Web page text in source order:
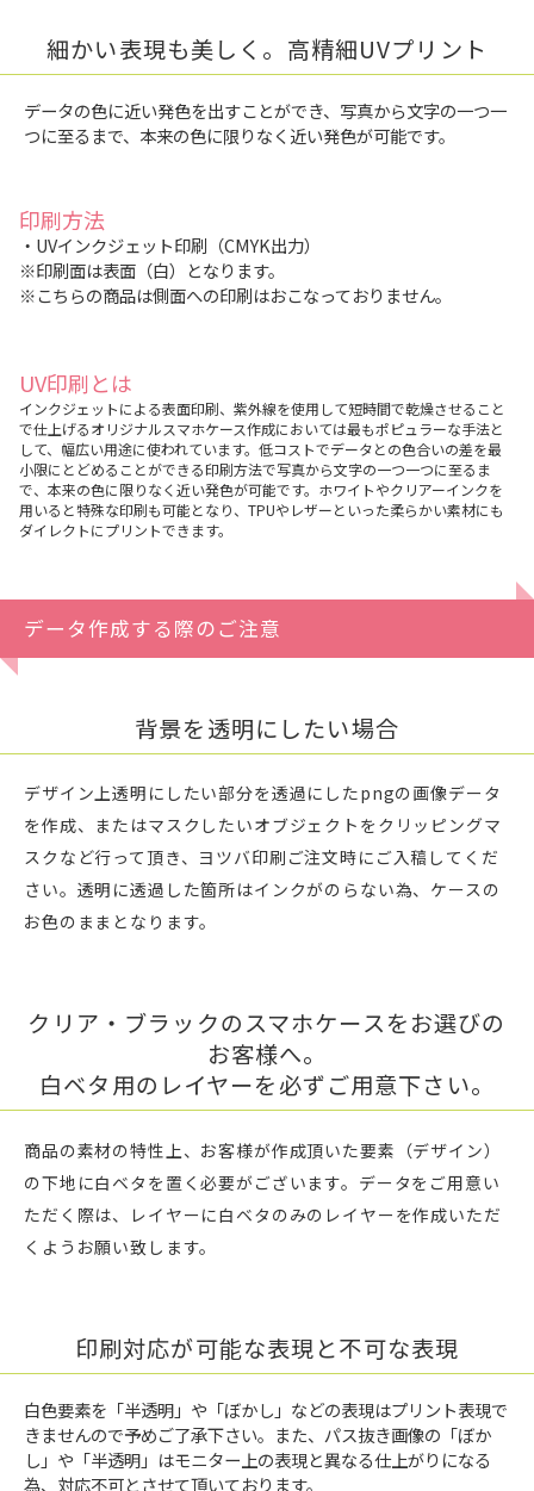
細かい表現も美しく。高精細UVプリント
データの色に近い発色を出すことができ、写真から文字の一つ一
つに至るまで、本来の色に限りなく近い発色が可能です。
印刷方法
・UVインクジェット印刷（CMYK出力）
※印刷面は表面（白）となります。
※こちらの商品は側面への印刷はおこなっておりません。
UV印刷とは
インクジェットによる表面印刷、紫外線を使用して短時間で乾燥させること
で仕上げるオリジナルスマホケース作成においては最もポピュラーな手法と
して、幅広い用途に使われています。低コストでデータとの色合いの差を最
小限にとどめることができる印刷方法で写真から文字の一つ一つに至るま
で、本来の色に限りなく近い発色が可能です。ホワイトやクリアーインクを
用いると特殊な印刷も可能となり、TPUやレザーといった柔らかい素材にも
ダイレクトにプリントできます。
データ作成する際のご注意
背景を透明にしたい場合
デザイン上透明にしたい部分を透過にしたpngの画像データ
を作成、またはマスクしたいオブジェクトをクリッピングマ
スクなど行って頂き、ヨツバ印刷ご注文時にご入稿してくだ
さい。透明に透過した箇所はインクがのらない為、ケースの
お色のままとなります。
クリア・ブラックのスマホケースをお選びの
お客様へ。
白ベタ用のレイヤーを必ずご用意下さい。
商品の素材の特性上、お客様が作成頂いた要素（デザイン）
の下地に白ベタを置く必要がございます。データをご用意い
ただく際は、レイヤーに白ベタのみのレイヤーを作成いただ
くようお願い致します。
印刷対応が可能な表現と不可な表現
白色要素を「半透明」や「ぼかし」などの表現はプリント表現で
きませんので予めご了承下さい。また、パス抜き画像の「ぼか
し」や「半透明」はモニター上の表現と異なる仕上がりになる
為、対応不可とさせて頂いております。